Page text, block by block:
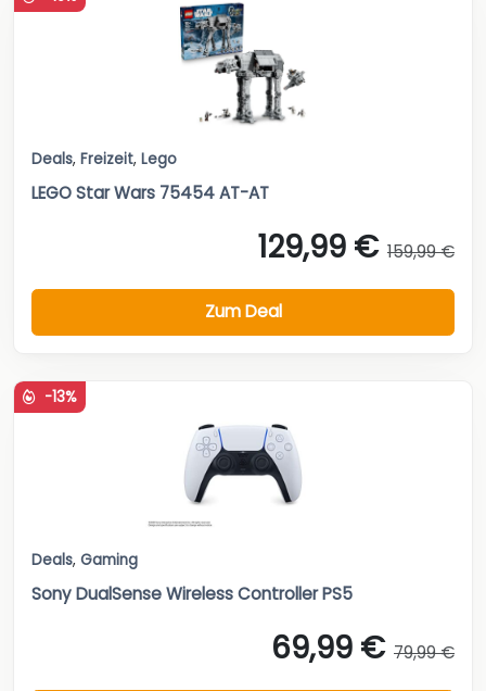
Deals, Freizeit, Lego
LEGO Star Wars 75454 AT-AT
129,99 € 159,99 €
Zum Deal
-13%
Deals, Gaming
Sony DualSense Wireless Controller PS5
69,99 € 79,99 €